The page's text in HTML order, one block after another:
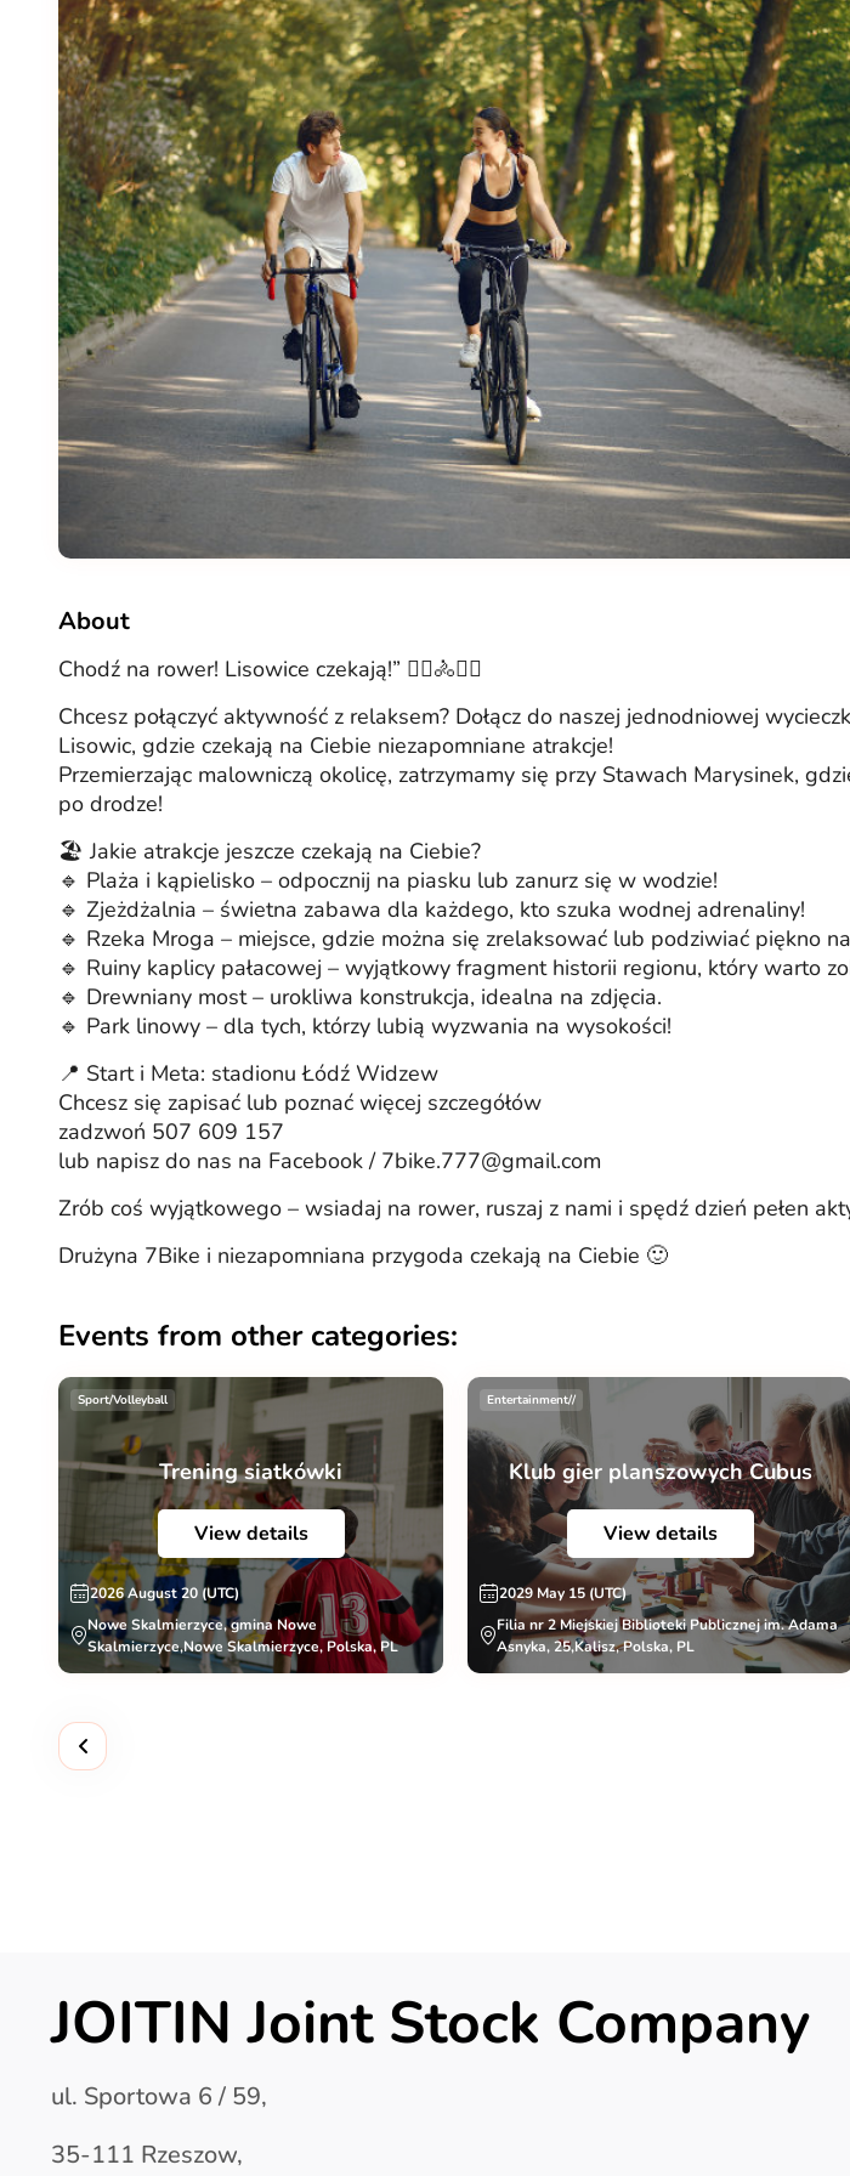
About
Chodź na rower! Lisowice czekają!” 🚴‍♀️🚴🚴‍♂️
Chcesz połączyć aktywność z relaksem? Dołącz do naszej jednodniowej
Lisowic, gdzie czekają na Ciebie niezapomniane atrakcje!
Przemierzając malowniczą okolicę, zatrzymamy się przy Stawach Marysinek,
po drodze!
🏖 Jakie atrakcje jeszcze czekają na Ciebie?
🔹 Plaża i kąpielisko – odpocznij na piasku lub zanurz się w wodzie!
🔹 Zjeżdżalnia – świetna zabawa dla każdego, kto szuka wodnej adrenaliny!
🔹 Rzeka Mroga – miejsce, gdzie można się zrelaksować lub podziwiać piękno
🔹 Ruiny kaplicy pałacowej – wyjątkowy fragment historii regionu, który warto
🔹 Drewniany most – urokliwa konstrukcja, idealna na zdjęcia.
🔹 Park linowy – dla tych, którzy lubią wyzwania na wysokości!
📍 Start i Meta: stadionu Łódź Widzew
Chcesz się zapisać lub poznać więcej szczegółów
zadzwoń 507 609 157
lub napisz do nas na Facebook / 7bike.777@gmail.com
Zrób coś wyjątkowego – wsiadaj na rower, ruszaj z nami i spędź dzień pełen
Drużyna 7Bike i niezapomniana przygoda czekają na Ciebie 🙂
Events from other categories:
Sport/Volleyball
Trening siatkówki
View details
2026 August 20 (UTC)
Nowe Skalmierzyce, gmina Nowe
Skalmierzyce,Nowe Skalmierzyce, Polska, PL
Entertainment//
Klub gier planszowych Cubus
View details
2029 May 15 (UTC)
Filia nr 2 Miejskiej Biblioteki Publicznej im. Adama
Asnyka, 25,Kalisz, Polska, PL
JOITIN Joint Stock Company
ul. Sportowa 6 / 59,
35-111 Rzeszow,